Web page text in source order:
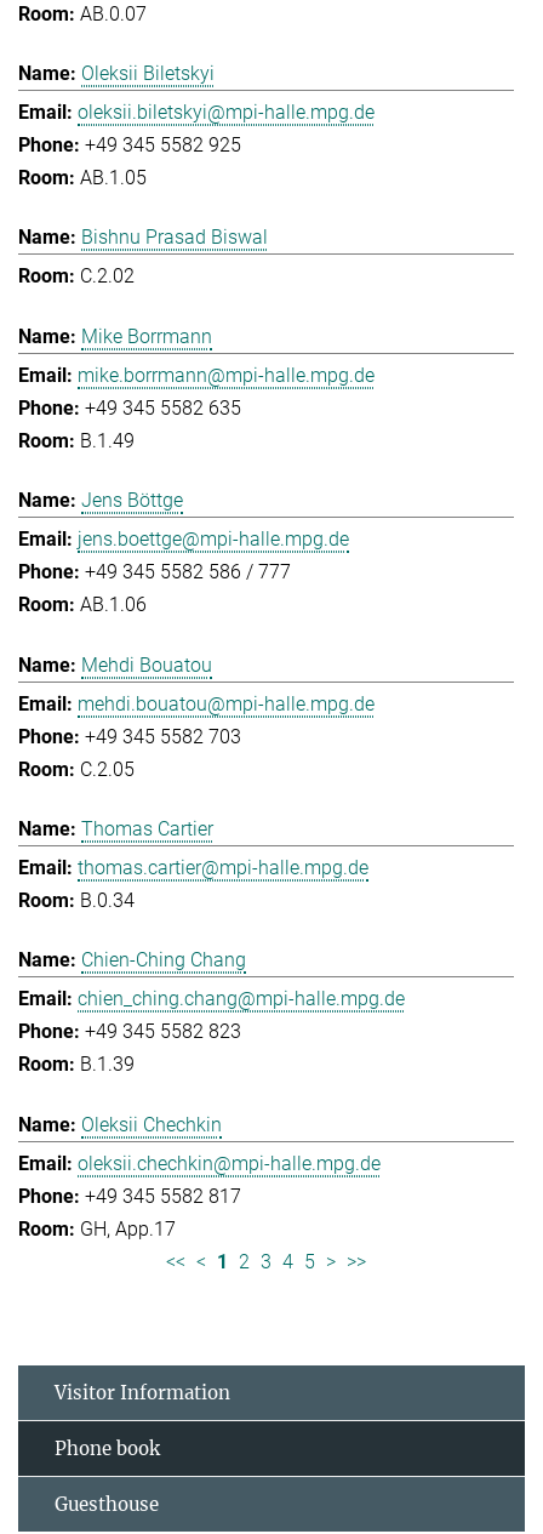
AB.0.07
Oleksii Biletskyi
oleksii.biletskyi@mpi-halle.mpg.de
+49 345 5582 925
AB.1.05
Bishnu Prasad Biswal
C.2.02
Mike Borrmann
mike.borrmann@mpi-halle.mpg.de
+49 345 5582 635
B.1.49
Jens Böttge
jens.boettge@mpi-halle.mpg.de
+49 345 5582 586 / 777
AB.1.06
Mehdi Bouatou
mehdi.bouatou@mpi-halle.mpg.de
+49 345 5582 703
C.2.05
Thomas Cartier
thomas.cartier@mpi-halle.mpg.de
B.0.34
Chien-Ching Chang
chien_ching.chang@mpi-halle.mpg.de
+49 345 5582 823
B.1.39
Oleksii Chechkin
oleksii.chechkin@mpi-halle.mpg.de
+49 345 5582 817
GH, App.17
<< < 1 2 3 4 5 > >>
Visitor Information
Phone book
Guesthouse